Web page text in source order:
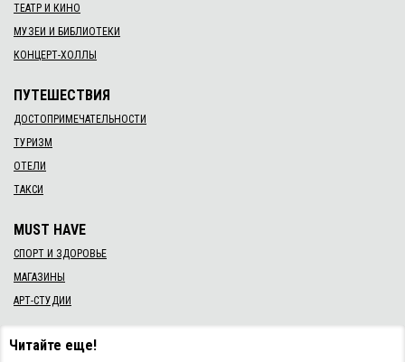
ТЕАТР И КИНО
МУЗЕИ И БИБЛИОТЕКИ
КОНЦЕРТ-ХОЛЛЫ
ПУТЕШЕСТВИЯ
ДОСТОПРИМЕЧАТЕЛЬНОСТИ
ТУРИЗМ
ОТЕЛИ
ТАКСИ
MUST HAVE
СПОРТ И ЗДОРОВЬЕ
МАГАЗИНЫ
АРТ-СТУДИИ
Читайте еще!